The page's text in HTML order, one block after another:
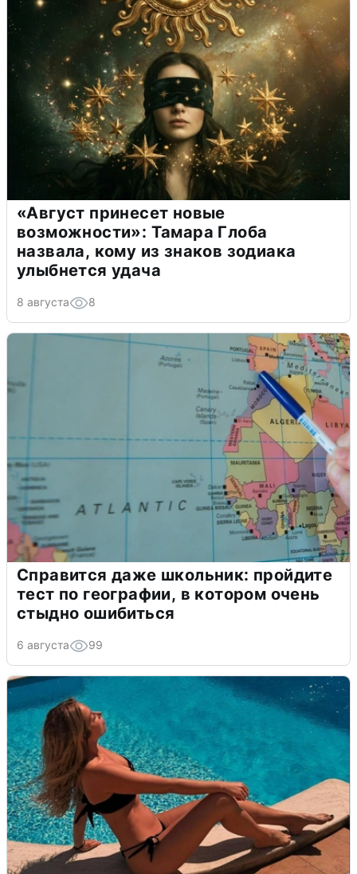
«Август принесет новые
возможности»: Тамара Глоба
назвала, кому из знаков зодиака
улыбнется удача
8 августа 8
Справится даже школьник: пройдите
тест по географии, в котором очень
стыдно ошибиться
6 августа 99